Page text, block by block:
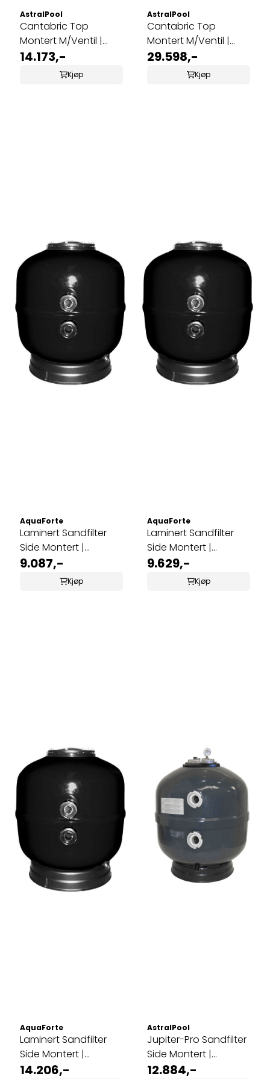
AstralPool
Cantabric Top
Montert M/Ventil |
Ø600
14.173,-
Kjøp
AstralPool
Cantabric Top
Montert M/Ventil |
Ø750
29.598,-
Kjøp
AquaForte
Laminert Sandfilter
Side Montert |
Ø500mm
9.087,-
Kjøp
AquaForte
Laminert Sandfilter
Side Montert |
Ø600mm
9.629,-
Kjøp
AquaForte
Laminert Sandfilter
Side Montert |
Ø750mm
14.206,-
AstralPool
Jupiter-Pro Sandfilter
Side Montert |
Ø480mm
12.884,-